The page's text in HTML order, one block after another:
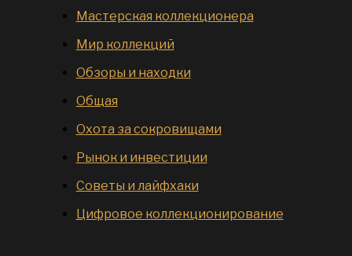
Мастерская коллекционера
Мир коллекций
Обзоры и находки
Общая
Охота за сокровищами
Рынок и инвестиции
Советы и лайфхаки
Цифровое коллекционирование